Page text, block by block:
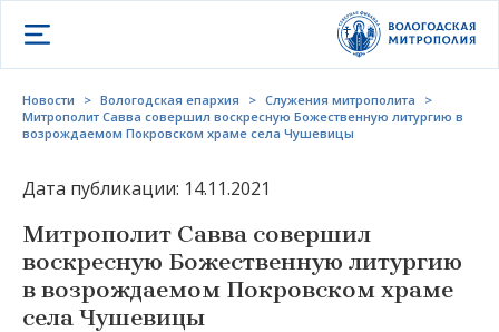
Открыть меню
Новости > Вологодская епархия > Служения митрополита
>
Митрополит Савва совершил воскресную Божественную литургию в
возрождаемом Покровском храме села Чушевицы
Дата публикации: 14.11.2021
Митрополит Савва совершил
воскресную Божественную литургию
в возрождаемом Покровском храме
села Чушевицы